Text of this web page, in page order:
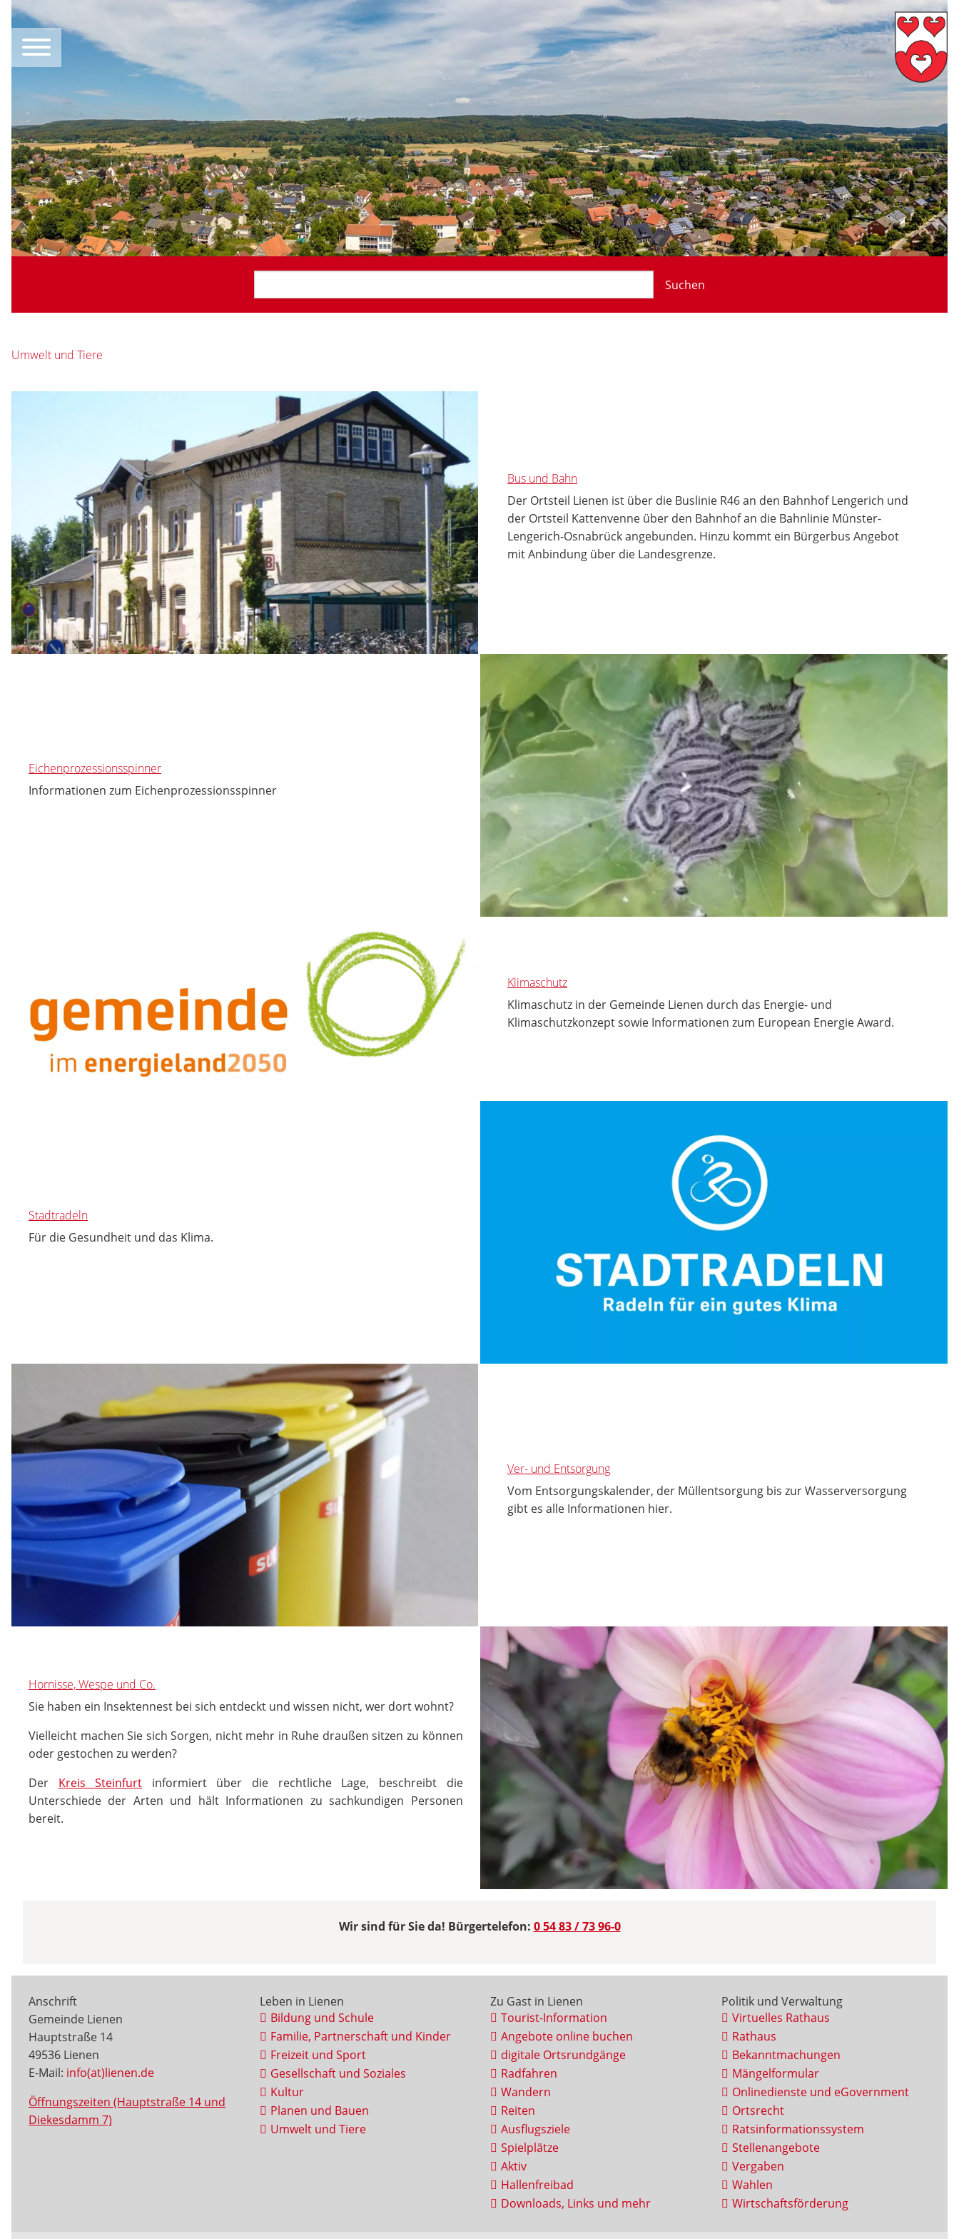
Suchen
Umwelt und Tiere
Bus und Bahn
Der Ortsteil Lienen ist über die Buslinie R46 an den Bahnhof Lengerich und
der Ortsteil Kattenvenne über den Bahnhof an die Bahnlinie Münster-
Lengerich-Osnabrück angebunden. Hinzu kommt ein Bürgerbus Angebot
mit Anbindung über die Landesgrenze.
Eichenprozessionsspinner
Informationen zum Eichenprozessionsspinner
Klimaschutz
Klimaschutz in der Gemeinde Lienen durch das Energie- und
Klimaschutzkonzept sowie Informationen zum European Energie Award.
Stadtradeln
Für die Gesundheit und das Klima.
Ver- und Entsorgung
Vom Entsorgungskalender, der Müllentsorgung bis zur Wasserversorgung
gibt es alle Informationen hier.
Hornisse, Wespe und Co.
Sie haben ein Insektennest bei sich entdeckt und wissen nicht, wer dort wohnt?
Vielleicht machen Sie sich Sorgen, nicht mehr in Ruhe draußen sitzen zu können
oder gestochen zu werden?
Der Kreis Steinfurt informiert über die rechtliche Lage, beschreibt die
Unterschiede der Arten und hält Informationen zu sachkundigen Personen
bereit.
Wir sind für Sie da! Bürgertelefon: 0 54 83 / 73 96-0
Anschrift
Gemeinde Lienen
Hauptstraße 14
49536 Lienen
E-Mail: info(at)lienen.de
Öffnungszeiten (Hauptstraße 14 und
Diekesdamm 7)
Leben in Lienen
Bildung und Schule
Familie, Partnerschaft und Kinder
Freizeit und Sport
Gesellschaft und Soziales
Kultur
Planen und Bauen
Umwelt und Tiere
Zu Gast in Lienen
Tourist-Information
Angebote online buchen
digitale Ortsrundgänge
Radfahren
Wandern
Reiten
Ausflugsziele
Spielplätze
Aktiv
Hallenfreibad
Downloads, Links und mehr
Politik und Verwaltung
Virtuelles Rathaus
Rathaus
Bekanntmachungen
Mängelformular
Onlinedienste und eGovernment
Ortsrecht
Ratsinformationssystem
Stellenangebote
Vergaben
Wahlen
Wirtschaftsförderung